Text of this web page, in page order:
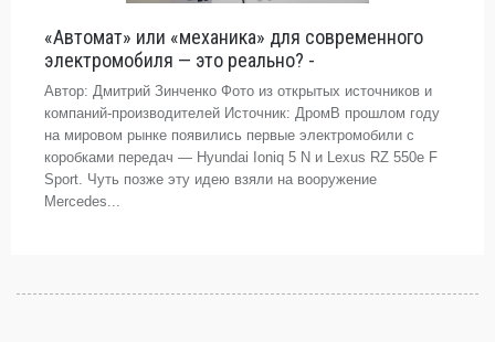
«Автомат» или «механика» для современного
электромобиля — это реально? -
Автор: Дмитрий Зинченко Фото из открытых источников и
компаний-производителей Источник: ДромВ прошлом году
на мировом рынке появились первые электромобили с
коробками передач — Hyundai Ioniq 5 N и Lexus RZ 550e F
Sport. Чуть позже эту идею взяли на вооружение
Mercedes...